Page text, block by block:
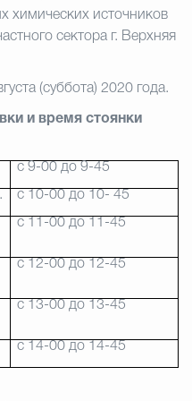
Избирательная
и
химических источников
сектора г. Верхняя
(суббота) 2020 года.
и время стоянки
с 9-00 до 9-45
с 10-00 до 10- 45
с 11-00 до 11-45
с 12-00 до 12-45
с 13-00 до 13-45
с 14-00 до 14-45